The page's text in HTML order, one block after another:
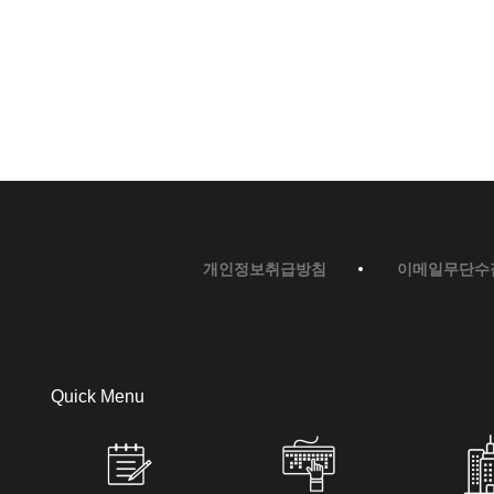
개인정보취급방침 이메일무단수
Quick Menu